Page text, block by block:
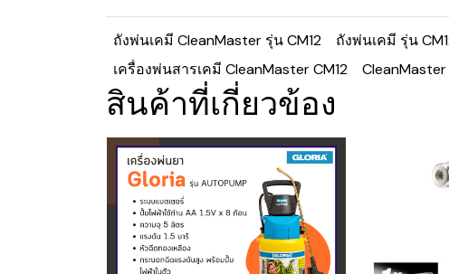
ถังพ่นเคมี CleanMaster รุ่น CM12 ถังพ่นเคมี รุ่น
เครื่องพ่นสารเคมี CleanMaster CM12
CleanMaster
สินค้าที่เกี่ยวข้อง